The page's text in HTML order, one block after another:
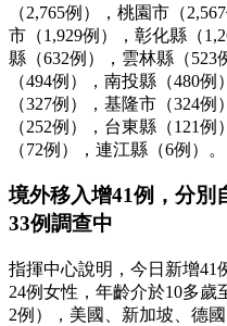
（2,765例），桃園市（
市（1,929例），彰化縣（
縣（632例），雲林縣（523
（494例），南投縣（480
（327例），基隆市（324
（252例），台東縣（121
（72例），連江縣（6例）。
境外移入增41例，分別
33例調查中
指揮中心說明，今日新增41
24例女性，年齡介於10多歲
2例），美國、新加坡、德